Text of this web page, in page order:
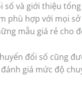
và giới thiệu
phù hợp với mọi sở
mẫu giá rẻ cho
đổi số cũng
giá mức độ